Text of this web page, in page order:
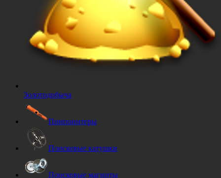
Золотодобыча
Пинпоинтеры
Поисковые катушки
Поисковые магниты